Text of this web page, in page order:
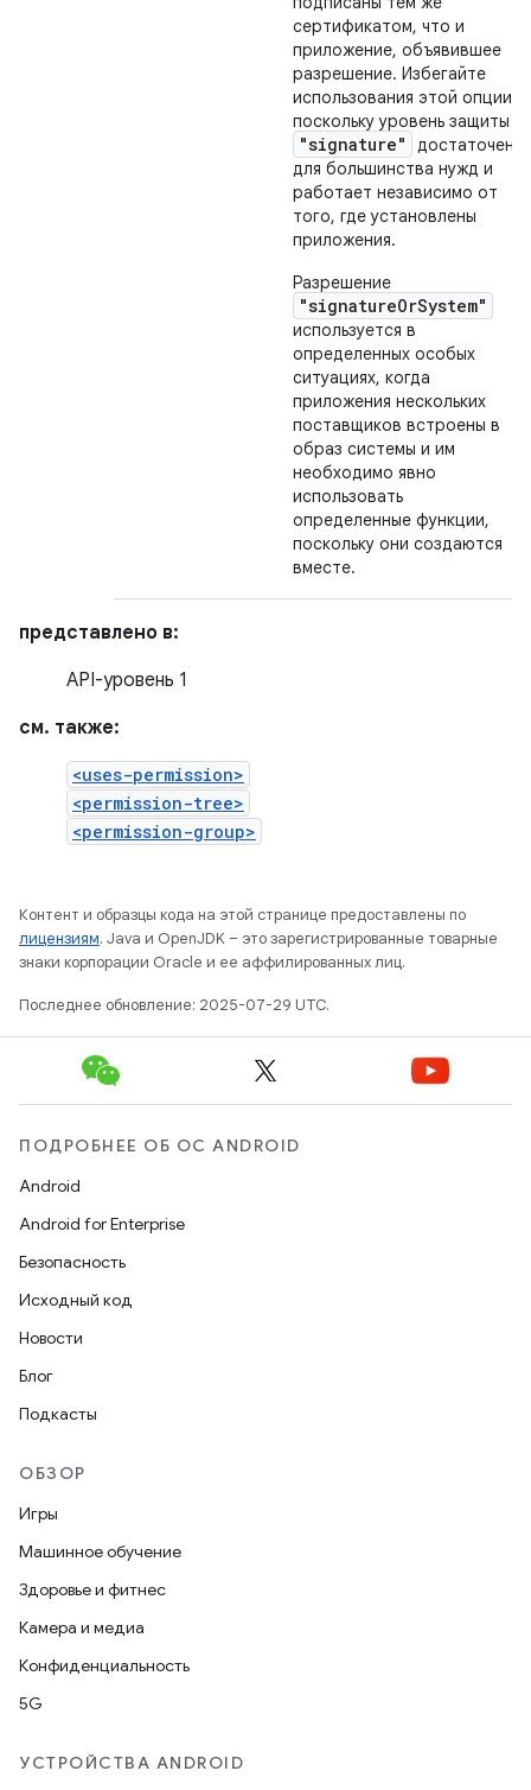
сертификатом, что и
приложение, объявившее
разрешение. Избегайте
использования этой опции,
поскольку уровень защиты
"signature"
достаточен
для большинства нужд и
работает независимо от
того, где установлены
приложения.
Разрешение
"signatureOrSystem"
используется в
определенных особых
ситуациях, когда
приложения нескольких
поставщиков встроены в
образ системы и им
необходимо явно
использовать
определенные функции,
поскольку они создаются
вместе.
представлено в:
API-уровень 1
см. также:
<uses-permission>
<permission-tree>
<permission-group>
Контент и образцы кода на этой странице предоставлены по
лицензиям. Java и OpenJDK – это зарегистрированные товарные
знаки корпорации Oracle и ее аффилированных лиц.
Последнее обновление: 2025-07-29 UTC.
ПОДРОБНЕЕ ОБ ОС ANDROID
Android
Android for Enterprise
Безопасность
Исходный код
Новости
Блог
Подкасты
ОБЗОР
Игры
Машинное обучение
Здоровье и фитнес
Камера и медиа
Конфиденциальность
5G
УСТРОЙСТВА ANDROID